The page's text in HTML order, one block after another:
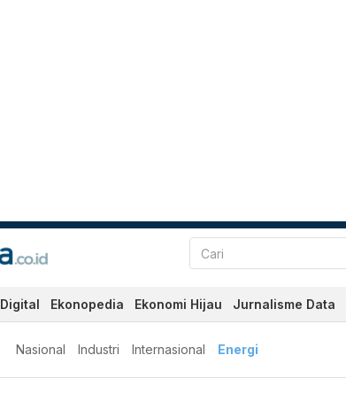
Digital Ekonopedia Ekonomi Hijau Jurnalisme Data
Nasional Industri Internasional Energi